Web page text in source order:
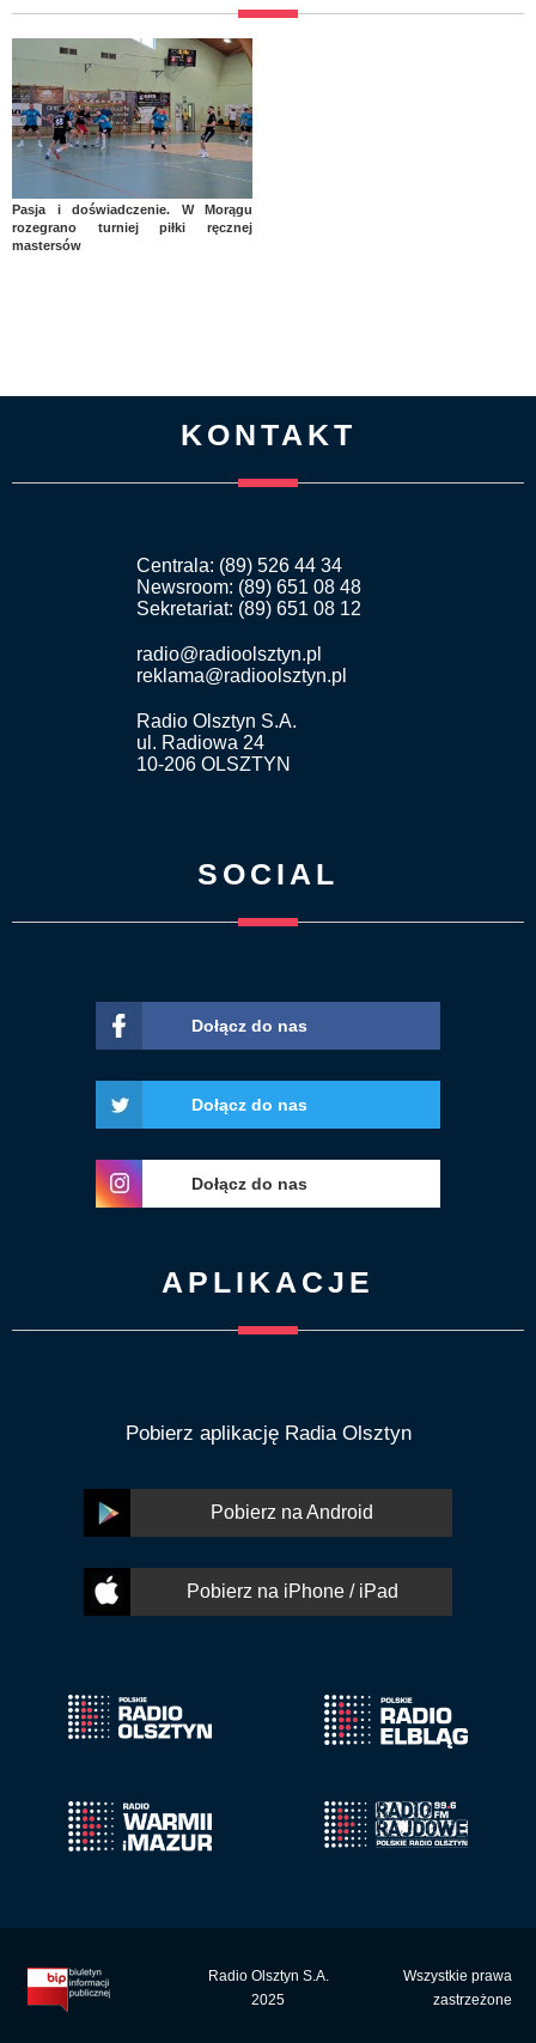
Pasja i doświadczenie. W Morągu
rozegrano turniej piłki ręcznej
mastersów
KONTAKT
Centrala: (89) 526 44 34
Newsroom: (89) 651 08 48
Sekretariat: (89) 651 08 12
radio@radioolsztyn.pl
reklama@radioolsztyn.pl
Radio Olsztyn S.A.
ul. Radiowa 24
10-206 OLSZTYN
SOCIAL
Dołącz do nas
Dołącz do nas
Dołącz do nas
APLIKACJE
Pobierz aplikację Radia Olsztyn
Pobierz na Android
Pobierz na iPhone / iPad
Radio Olsztyn S.A.
2025
Wszystkie prawa
zastrzeżone